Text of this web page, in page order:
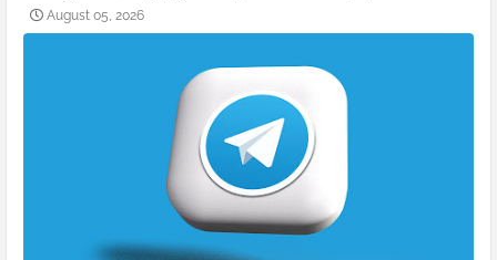
August 05, 2026